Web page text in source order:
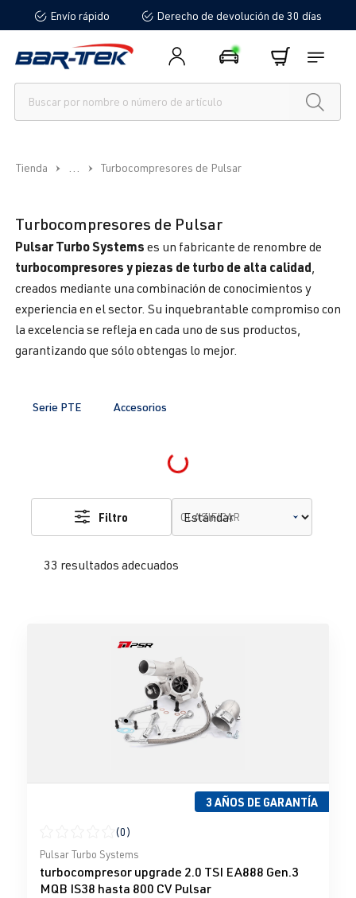
principalEnvío rápido Derecho de devolución de 30 días
Tienda ... Turbocompresores de Pulsar
Turbocompresores de Pulsar
Pulsar Turbo Systems es un fabricante de renombre de
turbocompresores y piezas de turbo de alta calidad,
creados mediante una combinación de conocimientos y
experiencia en el sector. Su inquebrantable compromiso con
la excelencia se refleja en cada uno de sus productos,
garantizando que sólo obtengas lo mejor.
Serie PTE Accesorios
Loading...
33 resultados adecuados
Filtro CLASIFICAR
3 AÑOS DE GARANTÍA
Calificación promedio de 0 de 5 estrellas
(0)
Pulsar Turbo Systems
turbocompresor upgrade 2.0 TSI EA888 Gen.3
MQB IS38 hasta 800 CV Pulsar